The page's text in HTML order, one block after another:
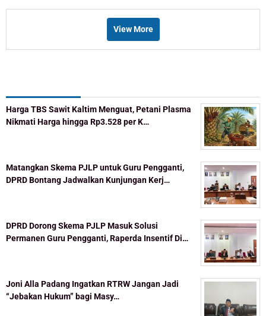
View More
Harga TBS Sawit Kaltim Menguat, Petani Plasma
Nikmati Harga hingga Rp3.528 per K…
Matangkan Skema PJLP untuk Guru Pengganti,
DPRD Bontang Jadwalkan Kunjungan Kerj…
DPRD Dorong Skema PJLP Masuk Solusi
Permanen Guru Pengganti, Raperda Insentif Di…
Joni Alla Padang Ingatkan RTRW Jangan Jadi
“Jebakan Hukum” bagi Masy…